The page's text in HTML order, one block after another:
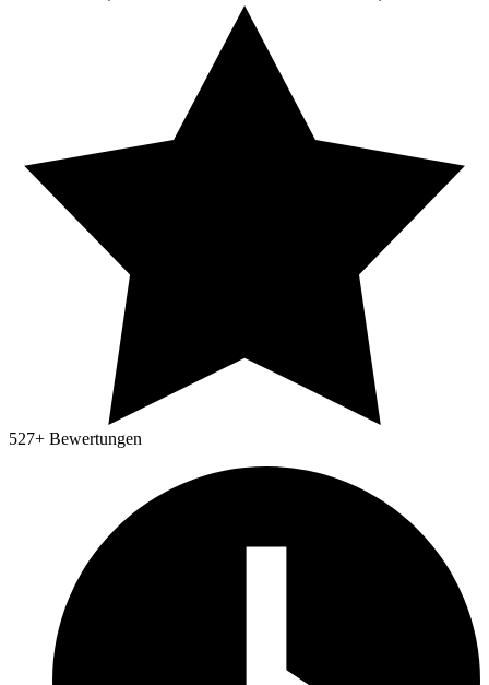
527+ Bewertungen